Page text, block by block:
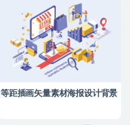
等距插画矢量素材海报设计背景